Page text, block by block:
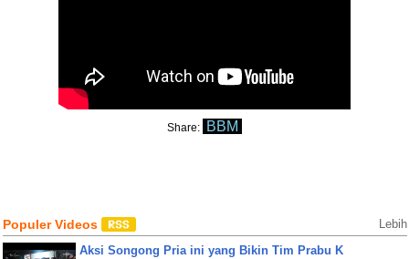
Share: BBM
Populer Videos Lebih
Aksi Songong Pria ini yang Bikin Tim Prabu K